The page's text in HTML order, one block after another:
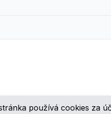
používá cookies za
speciálních